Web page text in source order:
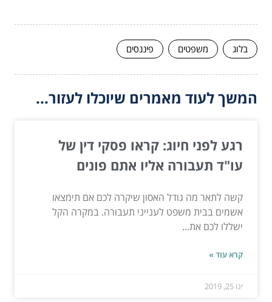
בלוג משפטים פיננסים
המשך לעוד מאמרים שיוכלו לעזור...
רגע לפני חיוג: קראו פסקי דין של
עו"ד תעבורה אליו אתם פונים
קשה לתאר מה גודל האסון שיקרה לכם אם תימצאו
אשמים בבית משפט לענייני תעבורה. במקרה הקל
ישללו לכם את...
קרא עוד »
ינו 25, 2019